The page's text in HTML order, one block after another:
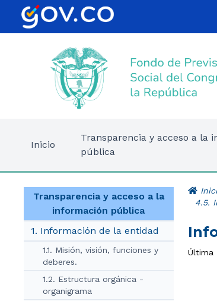
Inicio
Transparencia y acceso a la
pública
Transparencia y acceso a la
información pública
1. Información de la entidad
1.1. Misión, visión, funciones y
deberes.
1.2. Estructura orgánica -
organigrama
4.5.
Última